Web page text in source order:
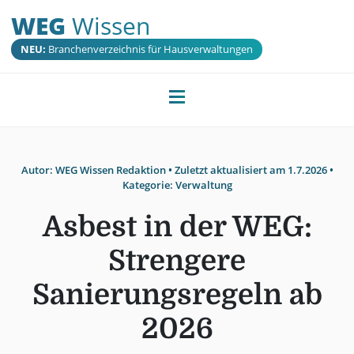
WEG Wissen
NEU: Branchenverzeichnis für Hausverwaltungen
Autor: WEG Wissen Redaktion• Zuletzt aktualisiert am 1.7.2026•
Kategorie: Verwaltung
Asbest in der WEG:
Strengere
Sanierungsregeln ab
2026